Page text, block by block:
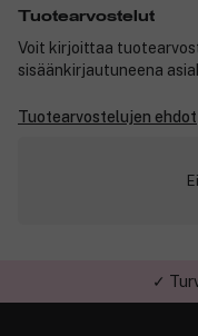
Tuotearvostelut
Voit kirjoittaa
sisäänkirjautuneena
Tuotearvostelujen ehdot
✓